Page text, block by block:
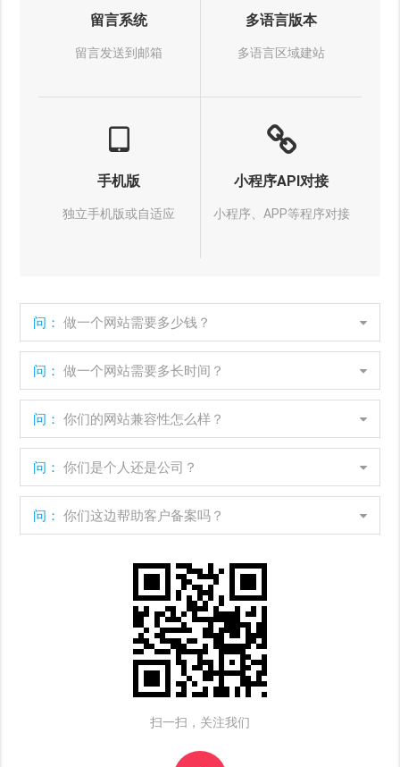
留言系统
留言发送到邮箱
多语言版本
多语言区域建站
手机版
独立手机版或自适应
小程序API对接
小程序、APP等程序对接
问： 做一个网站需要多少钱？
问： 做一个网站需要多长时间？
问： 你们的网站兼容性怎么样？
问： 你们是个人还是公司？
问： 你们这边帮助客户备案吗？
扫一扫，关注我们